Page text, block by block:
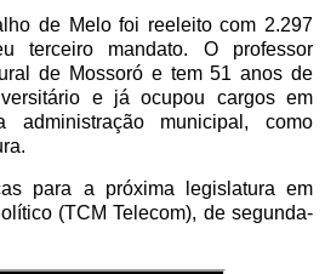
de Melo foi reeleito com 2.297
terceiro mandato. O professor
de Mossoró e tem 51 anos de
e já ocupou cargos em
administração municipal, como
para a próxima legislatura em
(TCM Telecom), de segunda-